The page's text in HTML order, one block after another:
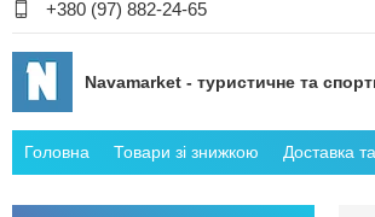
+380 (97) 882-24-65
Navamarket - туристичне та
Головна Товари зі знижкою Доставка